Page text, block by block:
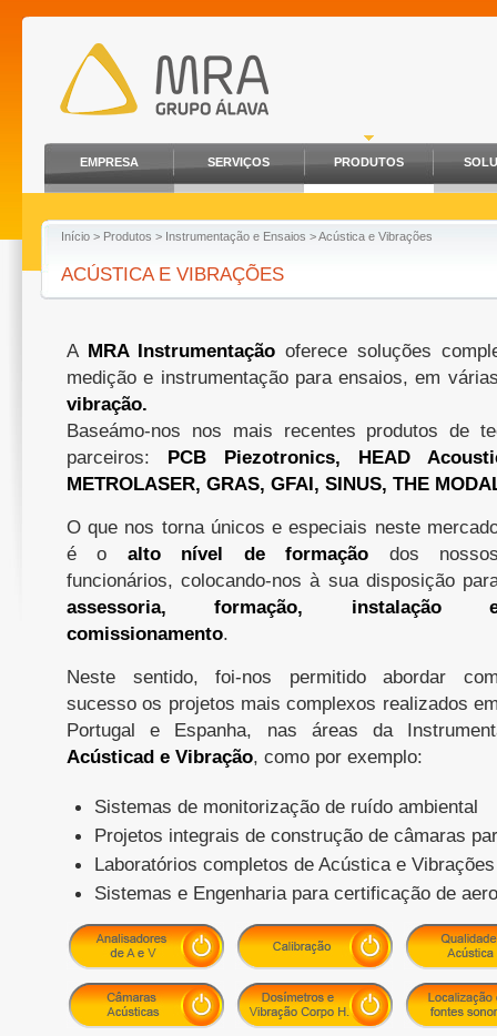
EMPRESA SERVIÇOS PRODUTOS
Início > Produtos > Instrumentação e Ensaios > Acústica e Vibrações
ACÚSTICA E VIBRAÇÕES
A MRA Instrumentação oferece soluções
medição e instrumentação para ensaios, em
vibração.
Baseámo-nos nos mais recentes produtos de
parceiros: PCB Piezotronics, HEAD
METROLASER, GRAS, GFAI, SINUS, THE
O que nos torna únicos e especiais neste
é o alto nível de formação dos
funcionários, colocando-nos à sua disposição
assessoria, formação, instalação
comissionamento.
Neste sentido, foi-nos permitido abordar
sucesso os projetos mais complexos realizados
Portugal e Espanha, nas áreas da
Acústicad e Vibração, como por exemplo:
Sistemas de monitorização de ruído ambiental
Projetos integrais de construção de câmaras
Laboratórios completos de Acústica e Vibrações
Sistemas e Engenharia para certificação de